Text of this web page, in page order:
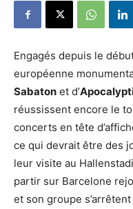
Engagés depuis le
européenne
Sabaton et d’
réussissent encore le
concerts en tête
ce qui devrait être des
leur visite au
partir sur Barcelone
et son groupe s’arrêtent